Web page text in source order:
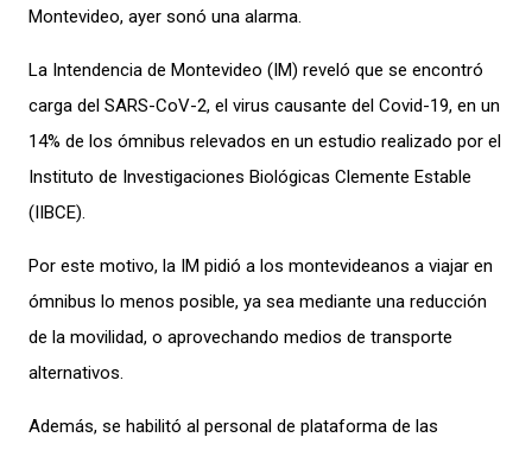
Montevideo, ayer sonó una alarma.
La Intendencia de Montevideo (IM) reveló que se encontró
carga del SARS-CoV-2, el virus causante del Covid-19, en un
14% de los ómnibus relevados en un estudio realizado por el
Instituto de Investigaciones Biológicas Clemente Estable
(IIBCE).
Por este motivo, la IM pidió a los montevideanos a viajar en
ómnibus lo menos posible, ya sea mediante una reducción
de la movilidad, o aprovechando medios de transporte
alternativos.
Además, se habilitó al personal de plataforma de las